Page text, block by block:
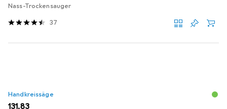
Nass-Trockensauger
37
Handkreissäge
EUR
131,83